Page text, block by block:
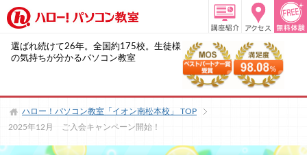
選ばれ続けて26年。全国約175校。生徒様
の気持ちが分かるパソコン教室
ハロー！パソコン教室「イオン南松本校」
TOP
2025年12月 ご入会キャンペーン開始！